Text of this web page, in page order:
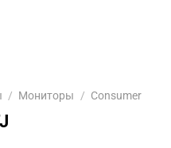
/ Мониторы / Consumer